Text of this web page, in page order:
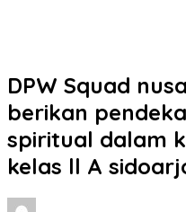
DPW Squad
berikan
spiritual dalam
kelas ll A